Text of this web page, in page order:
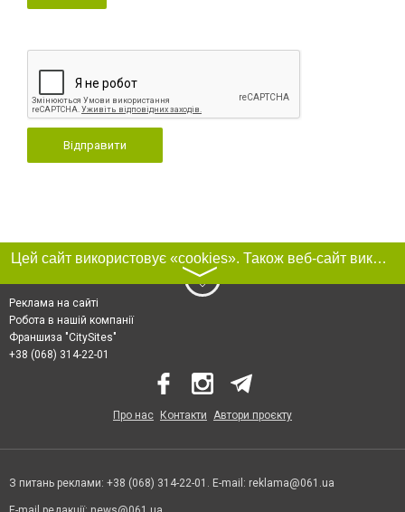
Відправити
Цей сайт використовує «cookies». Також веб-сайт використовує інтернет-сервіс для збору технічних даних стосовно відвідувачів з метою отримання маркетингової та статистичної інформації. Умови обробки даних відвідувачів сайту див.
〉
Реклама на сайті
Робота в нашій компанії
Франшиза "CitySites"
+38 (068) 314-22-01
Про нас Контакти Автори проєкту
З питань реклами: +38 (068) 314-22-01. E-mail: reklama@061.ua